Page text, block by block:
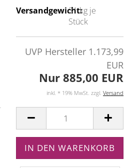
Versandgewicht:
31kg je
Stück
UVP Hersteller 1.173,99
EUR
Nur 885,00 EUR
inkl. * 19% MwSt. zzgl. Versand